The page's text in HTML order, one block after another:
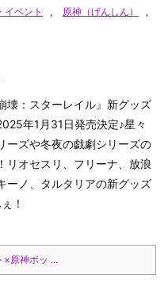
イベント , 原神（げんしん）
,
壊：スターレイル』新グッズ
年1月31日発売決定♪星々
ーズや冬夜の戯劇シリーズの
リオセスリ、フリーナ、放浪
ーノ、タルタリアの新グッズ
！
×原神ポッ ...